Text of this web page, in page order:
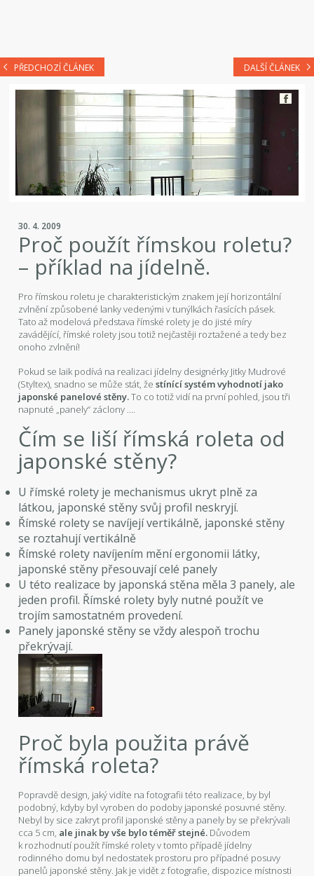
PŘEDCHOZÍ ČLÁNEK DALŠÍ ČLÁNEK
30. 4. 2009
Proč použít římskou roletu?
– příklad na jídelně.
Pro římskou roletu je charakteristickým znakem její horizontální
zvlnění způsobené lanky vedenými v tunýlkách řasících pásek.
Tato až modelová představa římské rolety je do jisté míry
zavádějící, římské rolety jsou totiž nejčastěji roztažené a tedy bez
onoho zvlnění!
Pokud se laik podívá na realizaci jídelny designérky Jitky Mudrové
(Styltex), snadno se může stát, že stínící systém vyhodnotí jako
japonské panelové stěny.To co totiž vidí na první pohled, jsou tři
napnuté „panely“ záclony ….
Čím se liší římská roleta od
japonské stěny?
U římské rolety je mechanismus ukryt plně za
látkou, japonské stěny svůj profil neskryjí.
Římské rolety se navíjejí vertikálně, japonské stěny
se roztahují vertikálně
Římské rolety navíjením mění ergonomii látky,
japonské stěny přesouvají celé panely
U této realizace by japonská stěna měla 3 panely, ale
jeden profil. Římské rolety byly nutné použít ve
trojím samostatném provedení.
Panely japonské stěny se vždy alespoň trochu
překrývají.
Proč byla použita právě
římská roleta?
Popravdě design, jaký vidíte na fotografii této realizace, by byl
podobný, kdyby byl vyroben do podoby japonské posuvné stěny.
Nebyl by sice zakryt profil japonské stěny a panely by se překrývali
cca 5 cm, ale jinak by vše bylo téměř stejné. Důvodem
k rozhodnutí použít římské rolety v tomto případě jídelny
rodinného domu byl nedostatek prostoru pro případné posuvy
panelů japonské stěny. Jak je vidět z fotografie, dispozice místnosti